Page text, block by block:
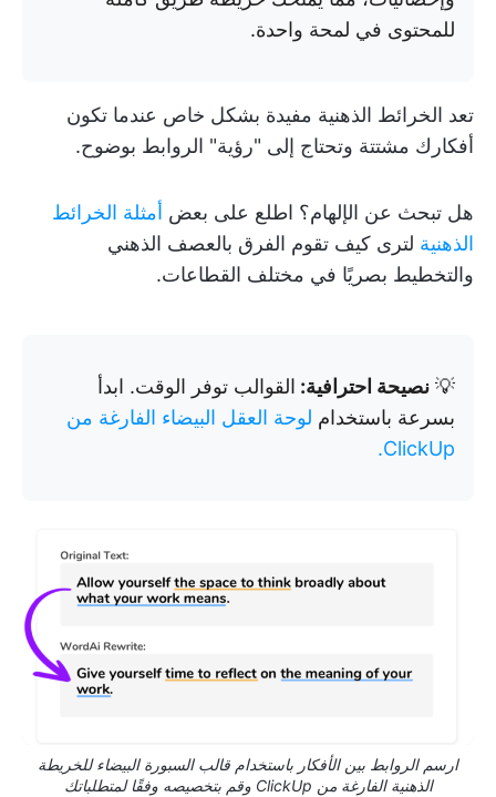
للمحتوى في لمحة واحدة.
تعد الخرائط الذهنية مفيدة بشكل خاص عندما تكون
أفكارك مشتتة وتحتاج إلى "رؤية" الروابط بوضوح.
هل تبحث عن الإلهام؟ اطلع على بعض أمثلة الخرائط
الذهنية لترى كيف تقوم الفرق بالعصف الذهني
والتخطيط بصريًا في مختلف القطاعات.
💡 نصيحة احترافية: القوالب توفر الوقت. ابدأ
بسرعة باستخدام لوحة العقل البيضاء الفارغة من
ClickUp.
ارسم الروابط بين الأفكار باستخدام قالب السبورة البيضاء للخريطة
الذهنية الفارغة من ClickUp وقم بتخصيصه وفقًا لمتطلباتك